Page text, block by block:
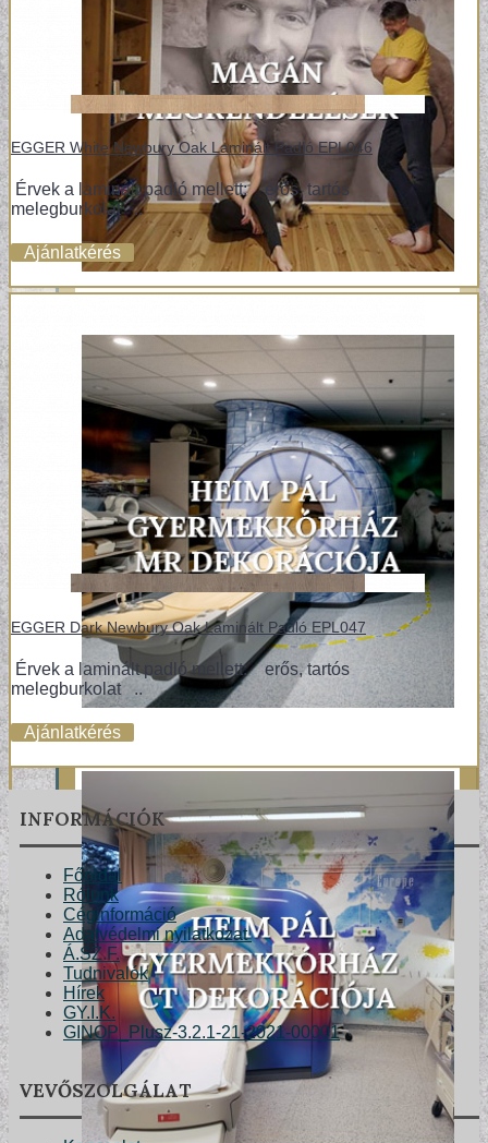
EGGER White Newbury Oak Laminált Padló EPL046
Érvek a laminált padló mellett: erős, tartós
melegburkolat ..
Ajánlatkérés
EGGER Dark Newbury Oak Laminált Padló EPL047
Érvek a laminált padló mellett: erős, tartós
melegburkolat ..
Ajánlatkérés
INFORMÁCIÓK
Főoldal
Rólunk
Céginformáció
Adatvédelmi nyilatkozat
Á.SZ.F.
Tudnivalók
Hírek
GY.I.K.
GINOP_Plusz-3.2.1-21-2021-00001
VEVŐSZOLGÁLAT